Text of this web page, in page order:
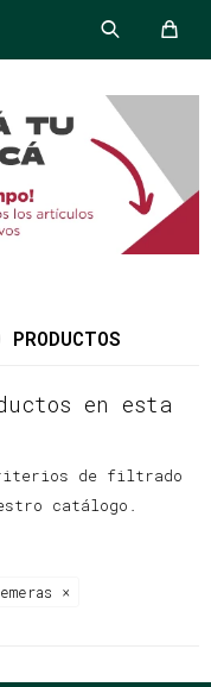
en esta
de filtrado
catálogo.